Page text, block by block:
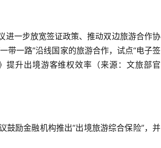
进一步放宽签证政策、推动双边旅游合作协
带一路”沿线国家的旅游合作，试点“电子签
提升出境游客维权效率（来源：文旅部官
励金融机构推出“出境旅游综合保险”，并